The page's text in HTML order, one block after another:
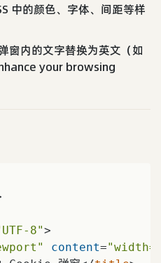
中的颜色、字体、间距等样
窗内的文字替换为英文（如
your browsing
8">
content=